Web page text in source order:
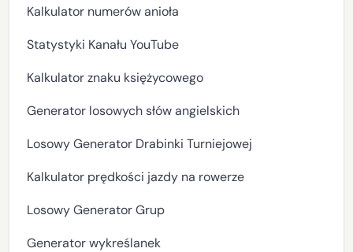
Kalkulator numerów anioła
Statystyki Kanału YouTube
Kalkulator znaku księżycowego
Generator losowych słów angielskich
Losowy Generator Drabinki Turniejowej
Kalkulator prędkości jazdy na rowerze
Losowy Generator Grup
Generator wykreślanek